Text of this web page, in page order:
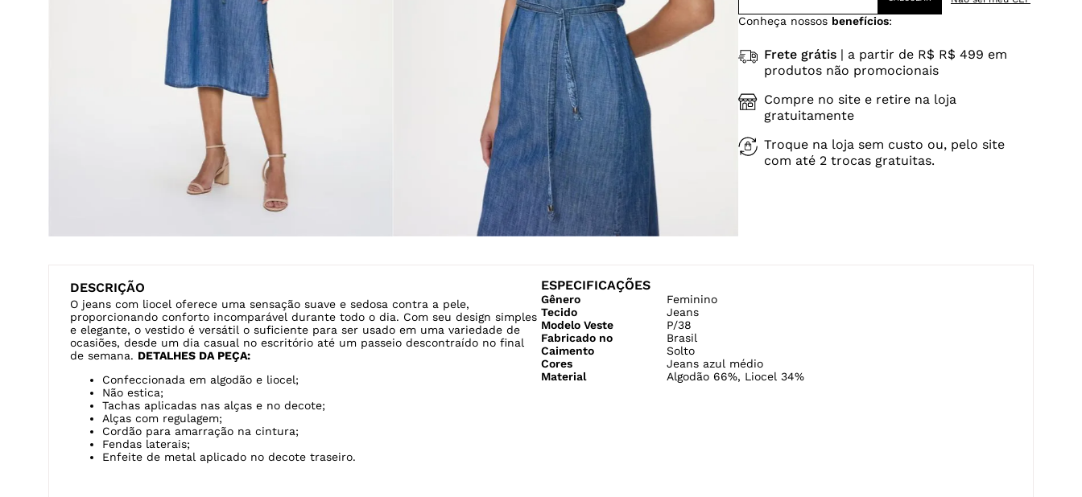
Conheça nossos benefícios:
Frete grátis| a partir de R$ R$ 499 em
produtos não promocionais
Compre no site e retire na loja
gratuitamente
Troque na loja sem custo ou, pelo site
com até 2 trocas gratuitas.
DESCRIÇÃO
O jeans com liocel oferece uma sensação suave e sedosa contra a pele,
proporcionando conforto incomparável durante todo o dia. Com seu design simples
e elegante, o vestido é versátil o suficiente para ser usado em uma variedade de
ocasiões, desde um dia casual no escritório até um passeio descontraído no final
de semana. DETALHES DA PEÇA:
Confeccionada em algodão e liocel;
Não estica;
Tachas aplicadas nas alças e no decote;
Alças com regulagem;
Cordão para amarração na cintura;
Fendas laterais;
Enfeite de metal aplicado no decote traseiro.
ESPECIFICAÇÕES
Gênero
Feminino
Tecido
Jeans
Modelo Veste
P/38
Fabricado no
Brasil
Caimento
Solto
Cores
Jeans azul médio
Material
Algodão 66%, Liocel 34%